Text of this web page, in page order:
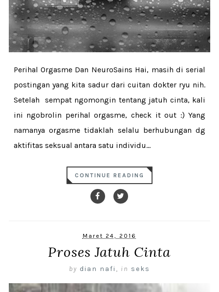
Perihal Orgasme Dan NeuroSains Hai, masih di serial
postingan yang kita sadur dari cuitan dokter ryu nih.
Setelah sempat ngomongin tentang jatuh cinta, kali
ini ngobrolin perihal orgasme, check it out :) Yang
namanya orgasme tidaklah selalu berhubungan dg
aktifitas seksual antara satu individu...
CONTINUE READING
Maret 24, 2016
Proses Jatuh Cinta
by dian nafi , in seks